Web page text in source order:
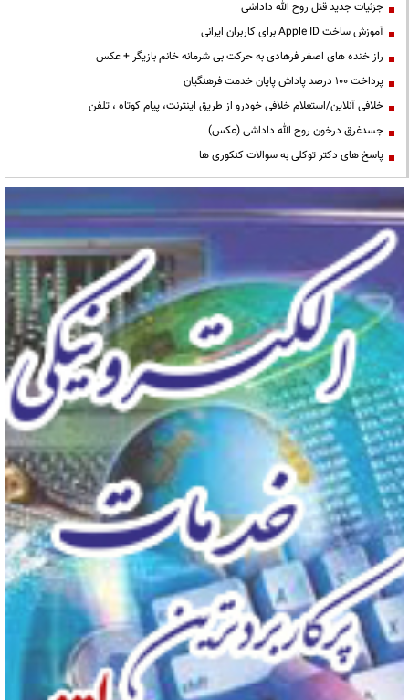
جزئیات جدید قتل روح الله داداشی
آموزش ساخت Apple ID برای کاربران ایرانی
راز خنده های اصغر فرهادی به حرکت بی شرمانه خانم بازیگر + عکس
پرداخت ۱۰۰ درصد پاداش پایان خدمت فرهنگیان
خلافی آنلاین/استعلام خلافی خودرو از طریق اینترنت، پیام کوتاه ، تلفن
جسدغرق درخون روح الله داداشی (عکس)
پاسخ های دکتر توکلی به سوالات کنکوری ها